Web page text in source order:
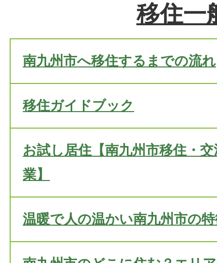
移住一
南九州市へ移住するまでの流れ
移住ガイドブック
お試し居住【南九州市移住・
業】
温暖で人の温かい南九州市の